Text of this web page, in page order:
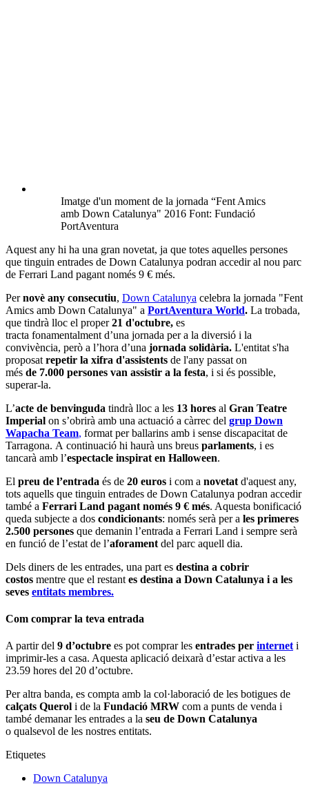
Imatge d'un moment de la jornada “Fent Amics
amb Down Catalunya" 2016 Font: Fundació
PortAventura
Aquest any hi ha una gran novetat, ja que totes aquelles persones
que tinguin entrades de Down Catalunya podran accedir al nou parc
de Ferrari Land pagant només 9 € més.
Pernovè any consecutiu, Down Catalunya celebra la jornada "Fent
Amics amb Down Catalunya" a PortAventura World. La trobada,
que tindrà lloc el proper21 d'octubre, es
tracta fonamentalment d’una jornada per a la diversió i la
convivència, però a l’hora d’una jornada solidària. L'entitat s'ha
proposat repetir la xifra d'assistents de l'any passat on
més de 7.000 persones van assistir a la festa, i si és possible,
superar-la.
L’acte de benvinguda tindrà lloc a les 13 hores al Gran Teatre
Imperial on s’obrirà amb una actuació a càrrec del grup Down
Wapacha Team, format per ballarins amb i sense discapacitat de
Tarragona. A continuació hi haurà uns breus parlaments, i es
tancarà amb l’espectacle inspirat en Halloween.
El preu de l’entrada és de 20 euros i com a novetat d'aquest any,
tots aquells que tinguin entrades de Down Catalunya podran accedir
també a Ferrari Land pagant només 9 € més. Aquesta bonificació
queda subjecte a dos condicionants: només serà per a les primeres
2.500 persones que demanin l’entrada a Ferrari Land i sempre serà
en funció de l’estat de l’aforament del parc aquell dia.
Dels diners de les entrades, una part es destina a cobrir
costos mentre que el restant es destina a Down Catalunya i a les
seves entitats membres.
Com comprar la teva entrada
A partir del 9 d’octubre es pot comprar les entrades per internet i
imprimir-les a casa. Aquesta aplicació deixarà d’estar activa a les
23.59 hores del 20 d’octubre.
Per altra banda, es compta amb la col·laboració de les botigues de
calçats Querol i de la Fundació MRW com a punts de venda i
també demanar les entrades a la seu de Down Catalunya
o qualsevol de les nostres entitats.
Etiquetes
Down Catalunya